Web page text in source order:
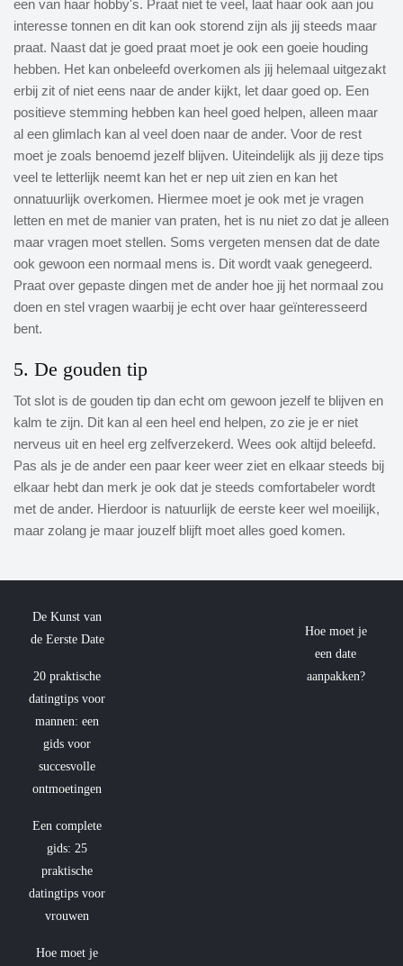
een van haar hobby's. Praat niet te veel, laat haar ook aan jou
interesse tonnen en dit kan ook storend zijn als jij steeds maar
praat. Naast dat je goed praat moet je ook een goeie houding
hebben. Het kan onbeleefd overkomen als jij helemaal uitgezakt
erbij zit of niet eens naar de ander kijkt, let daar goed op. Een
positieve stemming hebben kan heel goed helpen, alleen maar
al een glimlach kan al veel doen naar de ander. Voor de rest
moet je zoals benoemd jezelf blijven. Uiteindelijk als jij deze tips
veel te letterlijk neemt kan het er nep uit zien en kan het
onnatuurlijk overkomen. Hiermee moet je ook met je vragen
letten en met de manier van praten, het is nu niet zo dat je alleen
maar vragen moet stellen. Soms vergeten mensen dat de date
ook gewoon een normaal mens is. Dit wordt vaak genegeerd.
Praat over gepaste dingen met de ander hoe jij het normaal zou
doen en stel vragen waarbij je echt over haar geïnteresseerd
bent.
5. De gouden tip
Tot slot is de gouden tip dan echt om gewoon jezelf te blijven en
kalm te zijn. Dit kan al een heel end helpen, zo zie je er niet
nerveus uit en heel erg zelfverzekerd. Wees ook altijd beleefd.
Pas als je de ander een paar keer weer ziet en elkaar steeds bij
elkaar hebt dan merk je ook dat je steeds comfortabeler wordt
met de ander. Hierdoor is natuurlijk de eerste keer wel moeilijk,
maar zolang je maar jouzelf blijft moet alles goed komen.
De Kunst van
de Eerste Date
20 praktische
datingtips voor
mannen: een
gids voor
succesvolle
ontmoetingen
Een complete
gids: 25
praktische
datingtips voor
vrouwen
Hoe moet je
Hoe moet je
een date
aanpakken?